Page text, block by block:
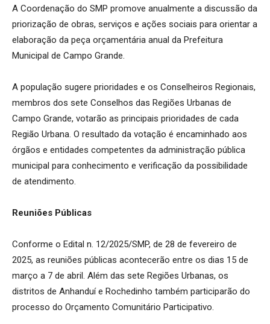
A Coordenação do SMP promove anualmente a discussão da
priorização de obras, serviços e ações sociais para orientar a
elaboração da peça orçamentária anual da Prefeitura
Municipal de Campo Grande.
A população sugere prioridades e os Conselheiros Regionais,
membros dos sete Conselhos das Regiões Urbanas de
Campo Grande, votarão as principais prioridades de cada
Região Urbana. O resultado da votação é encaminhado aos
órgãos e entidades competentes da administração pública
municipal para conhecimento e verificação da possibilidade
de atendimento.
Reuniões Públicas
Conforme o Edital n. 12/2025/SMP, de 28 de fevereiro de
2025, as reuniões públicas acontecerão entre os dias 15 de
março a 7 de abril. Além das sete Regiões Urbanas, os
distritos de Anhanduí e Rochedinho também participarão do
processo do Orçamento Comunitário Participativo.